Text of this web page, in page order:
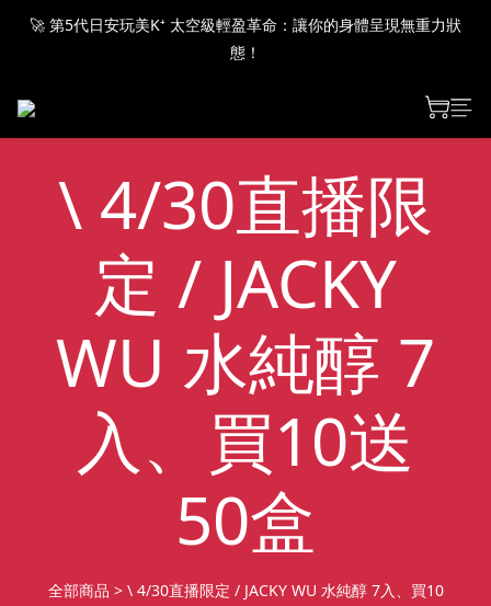
🚀 第5代日安玩美K⁺ 太空級輕盈革命：讓你的身體呈現無重力狀
態！
🚀 第5代日安玩美K⁺ 太空級輕盈革命：讓你的身體呈現無重力狀
態！
🚀 第5代日安玩美K⁺ 太空級輕盈革命：讓你的身體呈現無重力狀
\ 4/30直播限
定 / JACKY
WU 水純醇 7
入、買10送
50盒
全部商品 > \ 4/30直播限定 / JACKY WU 水純醇 7入、買10